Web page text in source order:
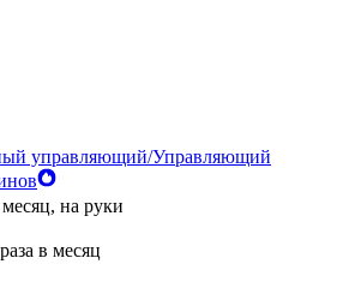
управляющий/Управляющий
месяц, на руки
в месяц